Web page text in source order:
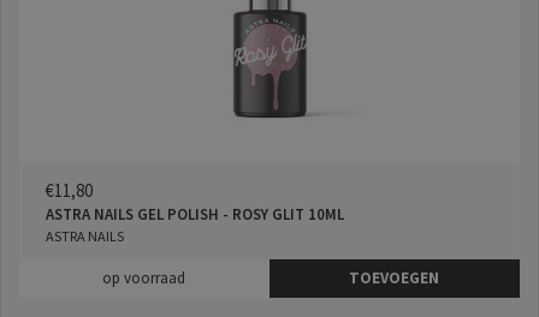
€11,80
ASTRA NAILS GEL POLISH - ROSY GLIT 10ML
ASTRA NAILS
op voorraad TOEVOEGEN